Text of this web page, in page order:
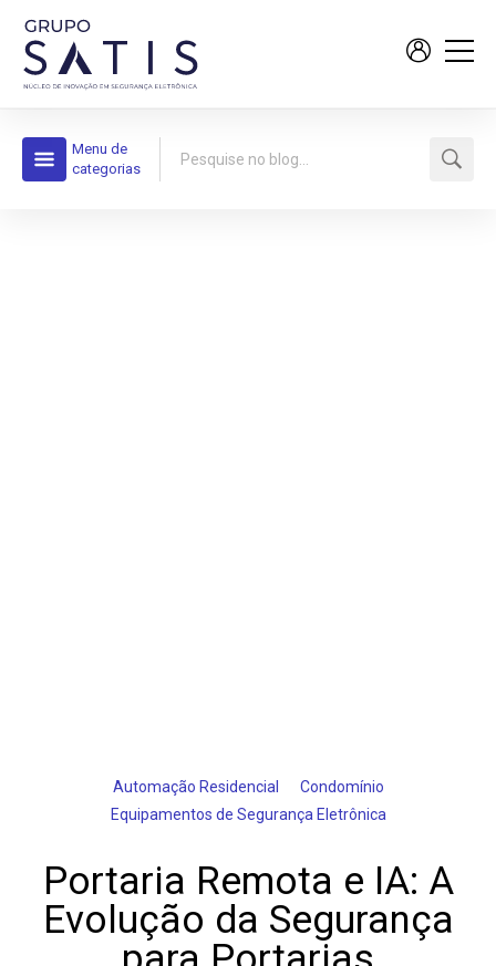
Menu de
categorias
Automação Residencial
Condomínio
Equipamentos de Segurança Eletrônica
Portaria Remota e IA: A
Evolução da Segurança